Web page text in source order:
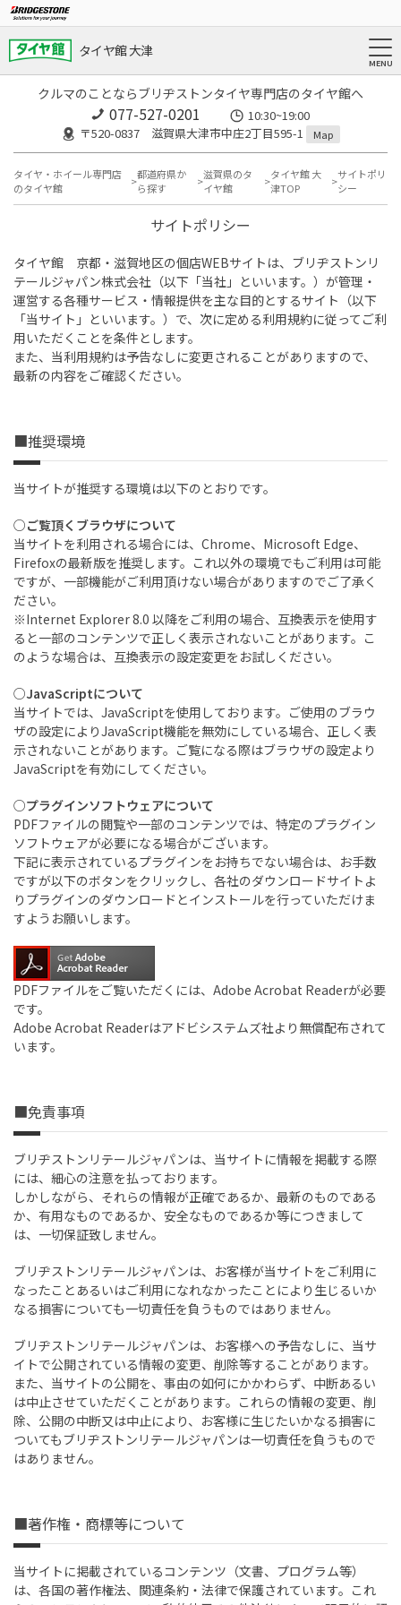
タイヤ館 大津
クルマのことならブリヂストンタイヤ専門店のタイヤ館へ
077-527-0201
10:30~19:00
〒520-0837 滋賀県大津市中庄2丁目595-1
Map
タイヤ・ホイール専門店
のタイヤ館
都道府県か
ら探す
滋賀県のタ
イヤ館
タイヤ館 大
津TOP
サイトポリ
シー
サイトポリシー
タイヤ館 京都・滋賀地区の個店WEBサイトは、ブリヂストンリ
テールジャパン株式会社（以下「当社」といいます。）が管理・
運営する各種サービス・情報提供を主な目的とするサイト（以下
「当サイト」といいます。）で、次に定める利用規約に従ってご利
用いただくことを条件とします。
また、当利用規約は予告なしに変更されることがありますので、
最新の内容をご確認ください。
■推奨環境
当サイトが推奨する環境は以下のとおりです。
○ご覧頂くブラウザについて
当サイトを利用される場合には、Chrome、Microsoft Edge、
Firefoxの最新版を推奨します。これ以外の環境でもご利用は可能
ですが、一部機能がご利用頂けない場合がありますのでご了承く
ださい。
※Internet Explorer 8.0 以降をご利用の場合、互換表示を使用す
ると一部のコンテンツで正しく表示されないことがあります。こ
のような場合は、互換表示の設定変更をお試しください。
○JavaScriptについて
当サイトでは、JavaScriptを使用しております。ご使用のブラウ
ザの設定によりJavaScript機能を無効にしている場合、正しく表
示されないことがあります。ご覧になる際はブラウザの設定より
JavaScriptを有効にしてください。
○プラグインソフトウェアについて
PDFファイルの閲覧や一部のコンテンツでは、特定のプラグイン
ソフトウェアが必要になる場合がございます。
下記に表示されているプラグインをお持ちでない場合は、お手数
ですが以下のボタンをクリックし、各社のダウンロードサイトよ
りプラグインのダウンロードとインストールを行っていただけま
すようお願いします。
PDFファイルをご覧いただくには、Adobe Acrobat Readerが必要
です。
Adobe Acrobat Readerはアドビシステムズ社より無償配布されて
います。
■免責事項
ブリヂストンリテールジャパンは、当サイトに情報を掲載する際
には、細心の注意を払っております。
しかしながら、それらの情報が正確であるか、最新のものである
か、有用なものであるか、安全なものであるか等につきまして
は、一切保証致しません。
ブリヂストンリテールジャパンは、お客様が当サイトをご利用に
なったことあるいはご利用になれなかったことにより生じるいか
なる損害についても一切責任を負うものではありません。
ブリヂストンリテールジャパンは、お客様への予告なしに、当サ
イトで公開されている情報の変更、削除等することがあります。
また、当サイトの公開を、事由の如何にかかわらず、中断あるい
は中止させていただくことがあります。これらの情報の変更、削
除、公開の中断又は中止により、お客様に生じたいかなる損害に
ついてもブリヂストンリテールジャパンは一切責任を負うもので
はありません。
■著作権・商標等について
当サイトに掲載されているコンテンツ（文書、プログラム等）
は、各国の著作権法、関連条約・法律で保護されています。これ